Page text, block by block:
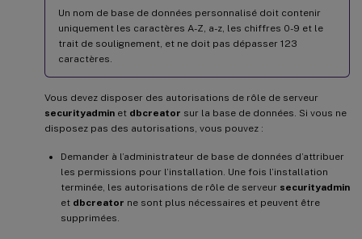
Un nom de base de données personnalisé doit contenir
uniquement les caractères A-Z, a-z, les chiffres 0-9 et le
trait de soulignement, et ne doit pas dépasser 123
caractères.
Vous devez disposer des autorisations de rôle de serveur
securityadmin et dbcreator sur la base de données. Si vous ne
disposez pas des autorisations, vous pouvez :
Demander à l’administrateur de base de données d’attribuer
les permissions pour l’installation. Une fois l’installation
terminée, les autorisations de rôle de serveur securityadmin
et dbcreator ne sont plus nécessaires et peuvent être
supprimées.